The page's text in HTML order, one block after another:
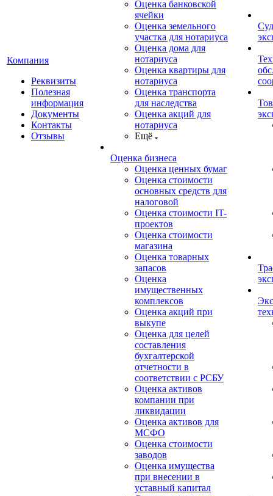
Компания
Реквизиты
Полезная
информация
Документы
Контакты
Отзывы
Оценка банковской
ячейки
Оценка земельного
участка для нотариуса
Оценка дома для
нотариуса
Оценка квартиры для
нотариуса
Оценка транспорта
для наследства
Оценка акций для
нотариуса
Ещё
Оценка бизнеса
Оценка ценных бумаг
Оценка стоимости
основных средств для
налоговой
Оценка стоимости IT-
проектов
Оценка стоимости
магазина
Оценка товарных
запасов
Оценка
имущественных
комплексов
Оценка акций при
выкупе
Оценка для целей
составления
бухгалтерской
отчетности в
соответствии с РСБУ
Оценка активов
компании при
ликвидации
Оценка активов для
МСФО
Оценка стоимости
заводов
Оценка имущества
при внесении в
уставный капитал